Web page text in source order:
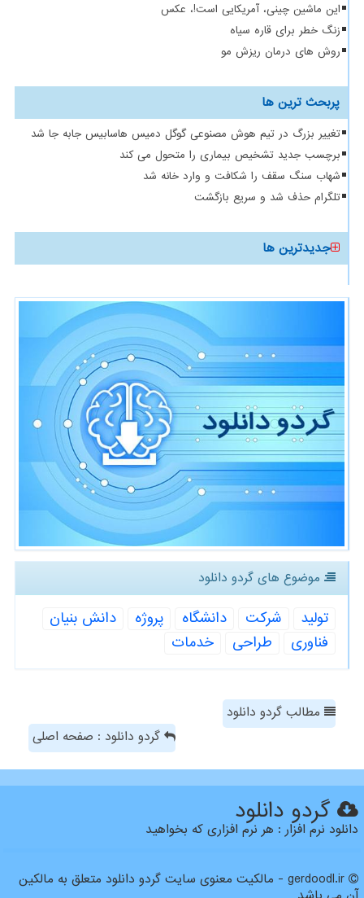
این ماشین چینی، آمریکایی است!، عکس
زنگ خطر برای قاره سیاه
روش های درمان ریزش مو
پربحث ترین ها
تغییر بزرگ در تیم هوش مصنوعی گوگل دمیس هاسابیس جابه جا شد
برچسب جدید تشخیص بیماری را متحول می کند
شهاب سنگ سقف را شکافت و وارد خانه شد
تلگرام حذف شد و سریع بازگشت
جدیدترین ها
موضوع های گردو دانلود
تولید شركت دانشگاه پروژه
دانش بنیان
فناوری
طراحی خدمات
مطالب گردو دانلود
گردو دانلود : صفحه اصلی
گردو دانلود
دانلود نرم افزار : هر نرم افزاری که بخواهید
gerdoodl.ir - مالکیت معنوی سایت گردو دانلود متعلق به مالکین